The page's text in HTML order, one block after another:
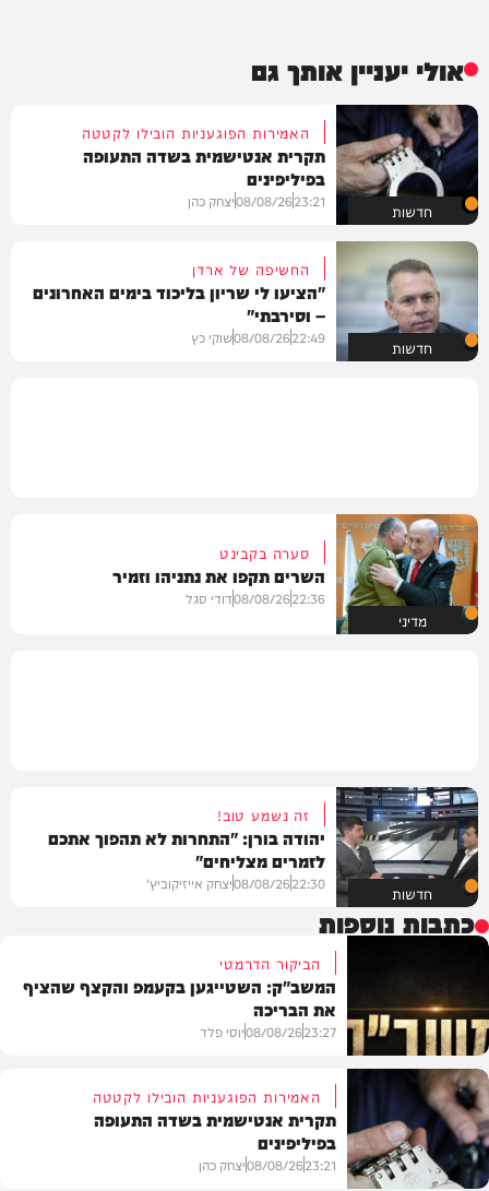
אולי יעניין אותך גם
חדשות
האמירות הפוגעניות הובילו לקטטה
תקרית אנטישמית בשדה התעופה
בפיליפינים
23:21
08/08/26יצחק כהן
חדשות
החשיפה של ארדן
"הציעו לי שריון בליכוד בימים האחרונים
– וסירבתי"
22:49
08/08/26שוקי כץ
מדיני
סערה בקבינט
השרים תקפו את נתניהו וזמיר
22:36
08/08/26דודי סגל
חדשות
זה נשמע טוב!
יהודה בורן: "התחרות לא תהפוך אתכם
לזמרים מצליחים"
22:30
08/08/26יצחק אייזיקוביץ'
כתבות נוספות
המשב"ק
הביקור הדרמטי
המשב"ק: השטייגען בקעמפ והקצף שהציף
את הבריכה
23:27
08/08/26יוסי פלד
האמירות הפוגעניות הובילו לקטטה
תקרית אנטישמית בשדה התעופה
בפיליפינים
23:21
08/08/26יצחק כהן